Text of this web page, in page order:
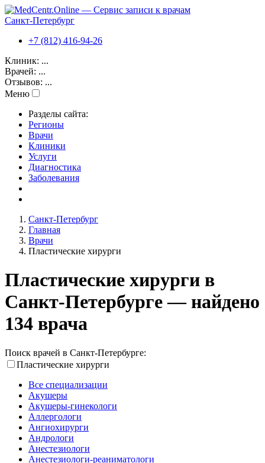
Санкт-Петербург
+7 (812) 416-94-26
Клиник: ...
Врачей: ...
Отзывов: ...
Меню
Разделы сайта:
Регионы
Врачи
Клиники
Услуги
Диагностика
Заболевания
Санкт-Петербург
Главная
Врачи
Пластические хирурги
Пластические хирурги в
Санкт-Петербурге — найдено
134 врача
Поиск врачей в Санкт-Петербурге:
Пластические хирурги
Все специализации
Акушеры
Акушеры-гинекологи
Аллергологи
Ангиохирурги
Андрологи
Анестезиологи
Анестезиологи-реаниматологи